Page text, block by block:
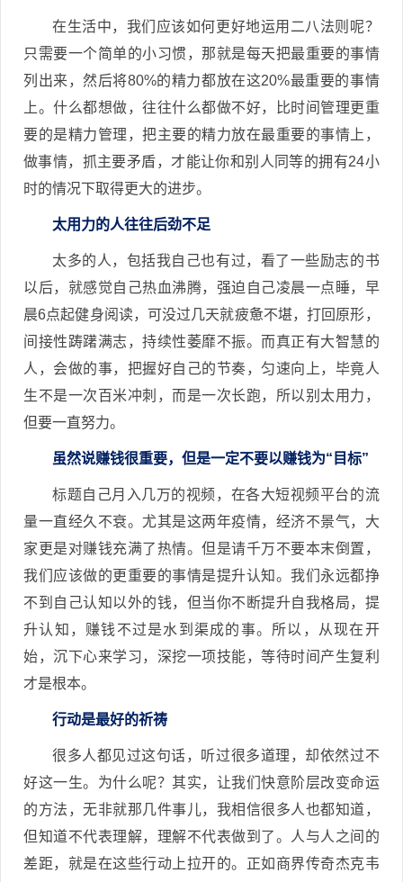
在生活中，我们应该如何更好地运用二八法则呢？
只需要一个简单的小习惯，那就是每天把最重要的事情
列出来，然后将80%的精力都放在这20%最重要的事情
上。什么都想做，往往什么都做不好，比时间管理更重
要的是精力管理，把主要的精力放在最重要的事情上，
做事情，抓主要矛盾，才能让你和别人同等的拥有24小
时的情况下取得更大的进步。
太用力的人往往后劲不足
太多的人，包括我自己也有过，看了一些励志的书
以后，就感觉自己热血沸腾，强迫自己凌晨一点睡，早
晨6点起健身阅读，可没过几天就疲惫不堪，打回原形，
间接性踌躇满志，持续性萎靡不振。而真正有大智慧的
人，会做的事，把握好自己的节奏，匀速向上，毕竟人
生不是一次百米冲刺，而是一次长跑，所以别太用力，
但要一直努力。
虽然说赚钱很重要，但是一定不要以赚钱为“目标”
标题自己月入几万的视频，在各大短视频平台的流
量一直经久不衰。尤其是这两年疫情，经济不景气，大
家更是对赚钱充满了热情。但是请千万不要本末倒置，
我们应该做的更重要的事情是提升认知。我们永远都挣
不到自己认知以外的钱，但当你不断提升自我格局，提
升认知，赚钱不过是水到渠成的事。所以，从现在开
始，沉下心来学习，深挖一项技能，等待时间产生复利
才是根本。
行动是最好的祈祷
很多人都见过这句话，听过很多道理，却依然过不
好这一生。为什么呢？其实，让我们快意阶层改变命运
的方法，无非就那几件事儿，我相信很多人也都知道，
但知道不代表理解，理解不代表做到了。人与人之间的
差距，就是在这些行动上拉开的。正如商界传奇杰克韦